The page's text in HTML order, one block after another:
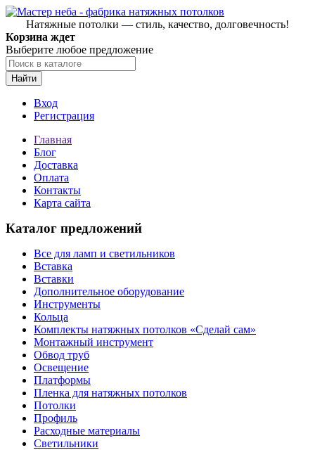
Натяжные потолки — стиль, качество, долговечность!
Корзина ждет
Выберите любое предложение
Найти
Вход
Регистрация
Главная
Блог
Доставка
Оплата
Контакты
Карта сайта
Каталог предложений
Все для ламп и светильников
Вставка
Вставки
Дополнительное оборудование
Инструменты
Кольца
Комплекты натяжных потолков «Сделай сам»
Монтажный инструмент
Обвод труб
Освещение
Платформы
Пленка для натяжных потолков
Потолки
Профиль
Расходные материалы
Светильники